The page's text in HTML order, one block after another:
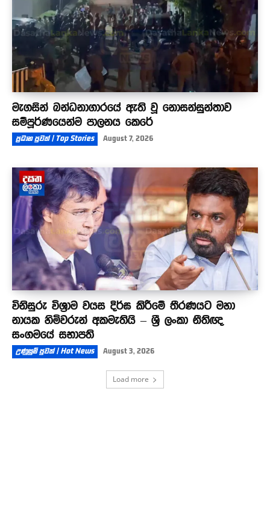
මැගසින් බන්ධනාගාරයේ ඇති වූ නොසන්සුන්තාව
සම්පූර්ණයෙන්ම පාලනය කෙරේ
ප්‍රධාන පුවත් | Top Stories August 7, 2026
විනිසුරු විශ්‍රාම වයස දිර්ඝ කිරීමේ තීරණයට මහා
නායක හිමිවරුන් අකමැතියි – ශ්‍රී ලංකා නීතිඥ
සංගමයේ සභාපති
උණුසුම් පුවත් | Hot News August 3, 2026
Load more